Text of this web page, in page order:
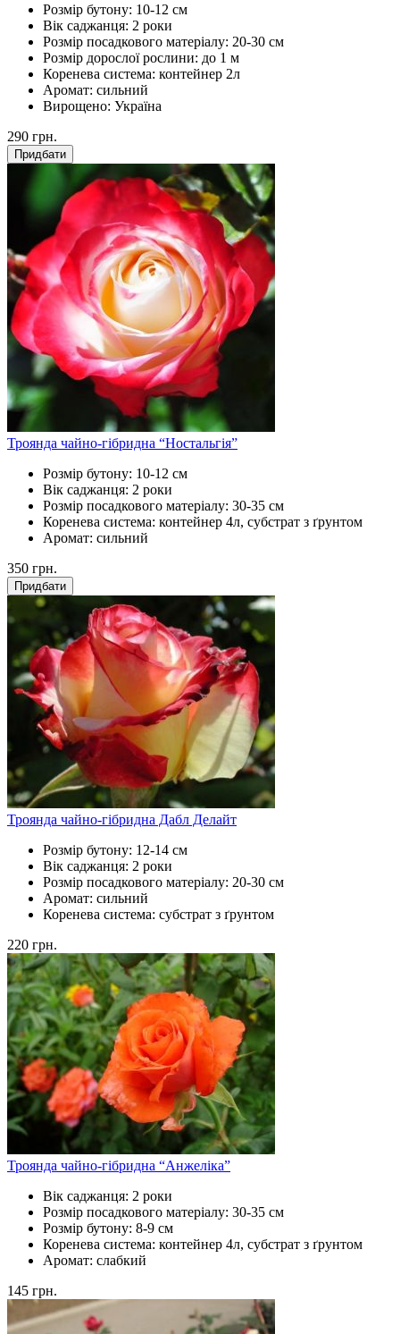
Розмір бутону: 10-12 см
Вік саджанця: 2 роки
Розмір посадкового матеріалу: 20-30 см
Розмір дорослої рослини: до 1 м
Коренева система: контейнер 2л
Аромат: сильний
Вирощено: Україна
290 грн.
Придбати
Троянда чайно-гібридна “Ностальгія”
Розмір бутону: 10-12 см
Вік саджанця: 2 роки
Розмір посадкового матеріалу: 30-35 см
Коренева система: контейнер 4л, субстрат з ґрунтом
Аромат: сильний
350 грн.
Придбати
Троянда чайно-гібридна Дабл Делайт
Розмір бутону: 12-14 см
Вік саджанця: 2 роки
Розмір посадкового матеріалу: 20-30 см
Аромат: сильний
Коренева система: субстрат з ґрунтом
220 грн.
Троянда чайно-гібридна “Анжеліка”
Вік саджанця: 2 роки
Розмір посадкового матеріалу: 30-35 см
Розмір бутону: 8-9 см
Коренева система: контейнер 4л, субстрат з ґрунтом
Аромат: слабкий
145 грн.